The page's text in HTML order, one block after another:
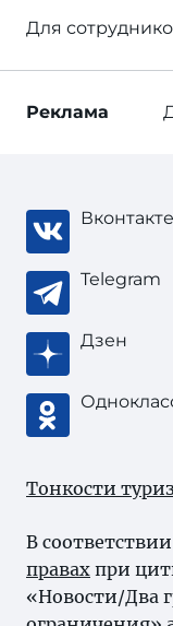
Для
Реклама
Вконтакте
Telegram
Дзен
Тонкости
В
правах при
«Новости/Два